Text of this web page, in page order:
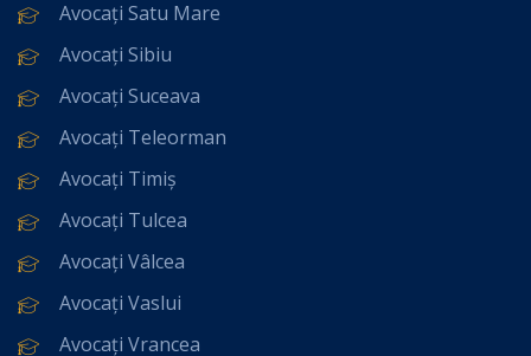
Avocați Satu Mare
Avocați Sibiu
Avocați Suceava
Avocați Teleorman
Avocați Timiș
Avocați Tulcea
Avocați Vâlcea
Avocați Vaslui
Avocați Vrancea